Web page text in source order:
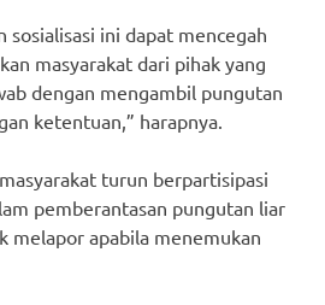
sosialisasi ini dapat mencegah
masyarakat dari pihak yang
dengan mengambil pungutan
ketentuan,” harapnya.
turun berpartisipasi
pemberantasan pungutan liar
melapor apabila menemukan